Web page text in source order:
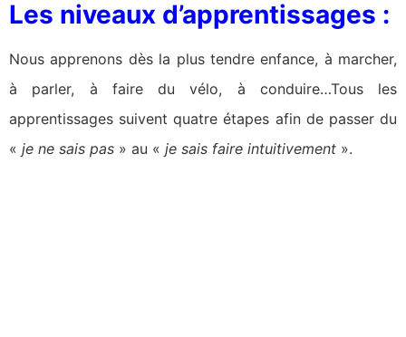
Les niveaux d’apprentissages :
Nous apprenons dès la plus tendre enfance, à marcher,
à parler, à faire du vélo, à conduire…Tous les
apprentissages suivent quatre étapes afin de passer du
« je ne sais pas » au « je sais faire intuitivement ».